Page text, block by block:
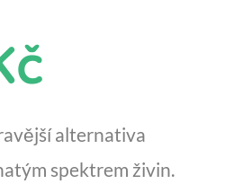
alternativa
spektrem živin.